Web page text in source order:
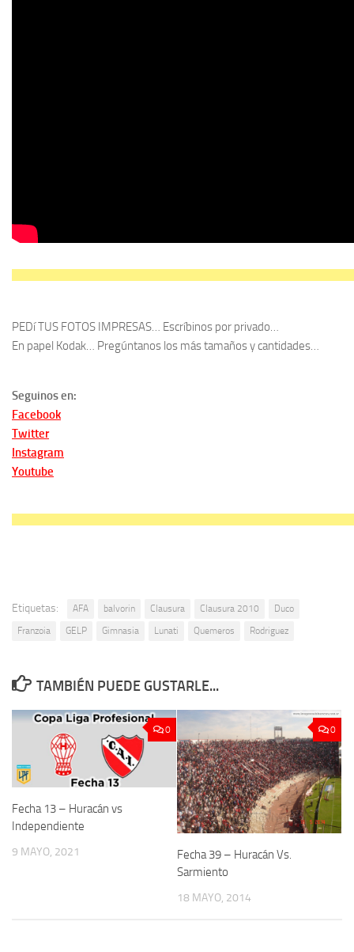
PEDí TUS FOTOS IMPRESAS… Escríbinos por privado…
En papel Kodak… Pregúntanos los más tamaños y cantidades…
Seguinos en:
Facebook
Twitter
Instagram
Youtube
Etiquetas: AFA balvorin Clausura Clausura 2010
Duco
Franzoia
GELP Gimnasia Lunati Quemeros Rodriguez
TAMBIÉN PUEDE GUSTARLE...
0
Fecha 13 – Huracán vs
Independiente
9 MAYO, 2021
0
Fecha 39 – Huracán Vs.
Sarmiento
18 MAYO, 2014